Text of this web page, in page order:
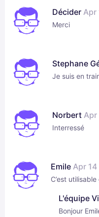
Décider Apr
Merci
Stephane
Je suis en
Norbert Apr
Interressé
Emile Apr 14
C’est
L'équipe
Bonjour